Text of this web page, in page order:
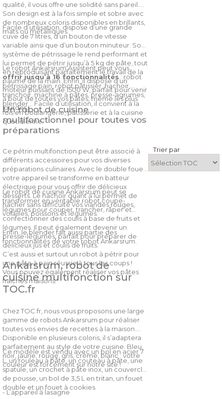
qualité, il vous offre une solidité sans pareil.
Son design est à la fois simple et sobre avec
de nombreux coloris disponibles en brillants,
mats ou métalliques.
Facile d’utilisation, dispose d’une grande
cuve de 7 litres, d’un bouton de vitesse
variable ainsi que d’un bouton minuteur. Son
système de pétrissage le rend performant et
lui permet de pétrir jusqu’à 5 kg de pâte, tout
en reproduisant parfaitement le travail de la
paume de la main. Enfin, il dispose d’un
moteur puissant de 1500 W, parfait pour venir
à bout de toutes vos pâtes, même les plus
lourdes.
Le robot Ankarsrum Assistent peut vous
offrir jusqu’à 16 fonctionnalités: robot
pétrissage pain, robot pâtissier, hachoir,
tranchoir, machine à pâtes, presse-agrumes,
blender… Facile d’utilisation, il convient à la
fois en boulangerie, pâtisserie et à la cuisine
quotidienne.
Un robot de cuisine
multifonctionnel pour toutes vos
préparations
Ce pétrin multifonction peut être associé à
différents accessoires pour vos diverses
préparations culinaires. Avec le double fouet,
votre appareil se transforme en batteur
électrique pour vous offrir de délicieux
desserts. Le hachoir quant à lui permet de
hacher sans difficulté vos viandes rouges,
volailles, poissons et légumes.
Le robot de cuisine Ankarsrum peut se
transformer en véritable robot coupe-
légumes pour couper, trancher, râper et
confectionner des coulis à base de fruits et
légumes. Il peut également devenir un
presse-légumes, parfait pour préparer de
délicieux jus et coulis de fruits.
C’est aussi et surtout un robot à pétrir pour
une pâte à pain réussie à tous les coups !
Vous pouvez également réaliser vos pâtes
fraiches maisons.
Enfin, le blender fait aussi partie des
fonctionnalités de votre robot Ankarsrum.
Ankarsrum, robot de
cuisine multifonction sur
TOC.fr
Chez TOC.fr, nous vous proposons une large
gamme de robots Ankarsrum pour réaliser
toutes vos envies de recettes à la maison.
Disponible en plusieurs coloris, il s’adaptera
parfaitement au style de votre cuisine. Bleu,
noir, jaune, rouge, gris, crème, blanc : votre
couleur est forcément sur notre site !
Ce modèle est vendu avec un bol en acier 7
L, un rouleau à pâte, un couteau à pâte, une
spatule, un crochet à pâte inox, un couvercle
de pousse, un bol de 3,5 L en tritan, un fouet
double et un fouet à cookies.
- L’appareil à lasagne
Trier par